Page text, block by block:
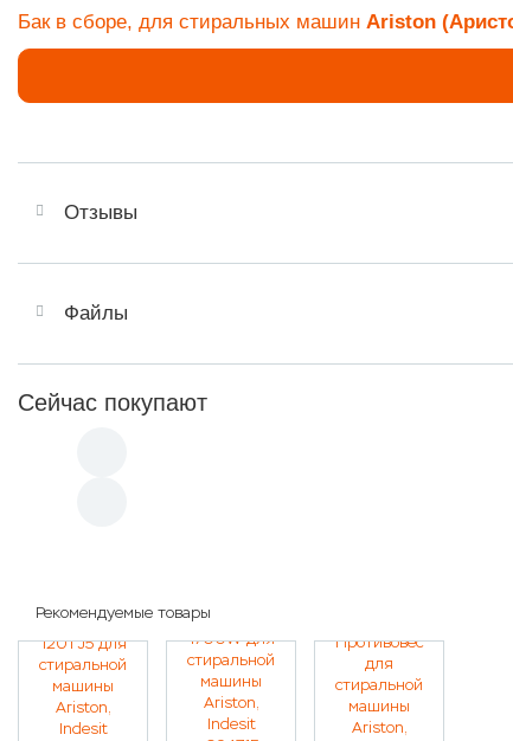
Бак в сборе, для стиральных машин Ariston
Отзывы
Файлы
Сейчас покупают
Рекомендуемые товары